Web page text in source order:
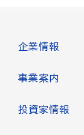
企業情報
事業案内
投資家情報